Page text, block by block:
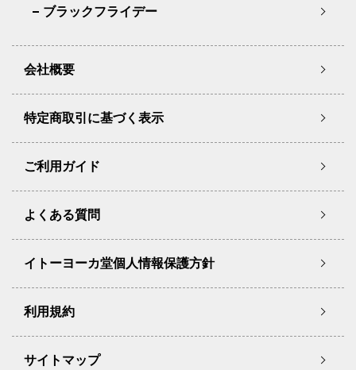
ブラックフライデー
会社概要
特定商取引に基づく表示
ご利用ガイド
よくある質問
イトーヨーカ堂個人情報保護方針
利用規約
サイトマップ